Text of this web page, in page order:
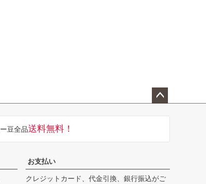
へ
豆全品送料無料！
お支払い
クレジットカード、代金引換、銀行振込がご